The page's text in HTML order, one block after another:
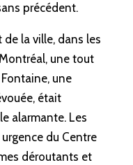
précédent.
de la ville, dans les
une tout
une
était
alarmante. Les
du Centre
déroutants et